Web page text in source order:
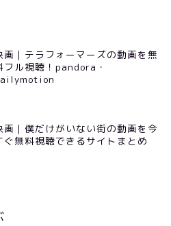
画｜テラフォーマーズの動画を無
フル視聴！pandora・
画｜僕だけがいない街の動画を今
ぐ無料視聴できるサイトまとめ